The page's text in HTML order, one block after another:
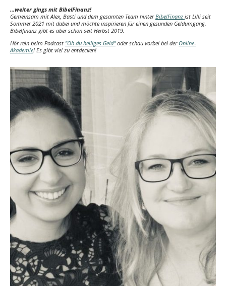
...weiter gings mit BibelFinanz!
Gemeinsam mit Alex, Basti und dem gesamten Team hinterBibelFinanz ist Lilli seit
Sommer 2021 mit dabei und möchte inspirieren für einen gesunden Geldumgang.
Bibelfinanz gibt es aber schon seit Herbst 2019.
Hör rein beim Podcast "Oh du heiliges Geld"oder schau vorbei bei derOnline-
Akademie! Es gibt viel zu entdecken!